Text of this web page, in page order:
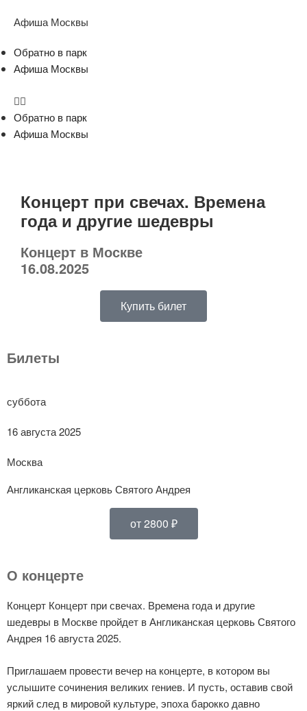
Афиша Москвы
Обратно в парк
Афиша Москвы
Обратно в парк
Афиша Москвы
Концерт при свечах. Времена
года и другие шедевры
Концерт в Москве
16.08.2025
Купить билет
Билеты
суббота
16 августа 2025
Москва
Англиканская церковь Святого Андрея
от 2800 ₽
О концерте
Концерт Концерт при свечах. Времена года и другие
шедевры в Москве пройдет в Англиканская церковь Святого
Андрея 16 августа 2025.
Приглашаем провести вечер на концерте, в котором вы
услышите сочинения великих гениев. И пусть, оставив свой
яркий след в мировой культуре, эпоха барокко давно